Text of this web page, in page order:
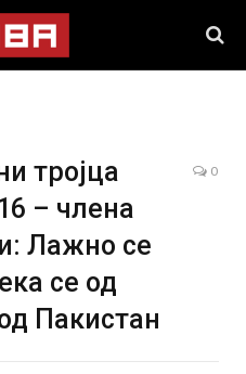
тројца
– члена
Лажно се
се од
Пакистан
0